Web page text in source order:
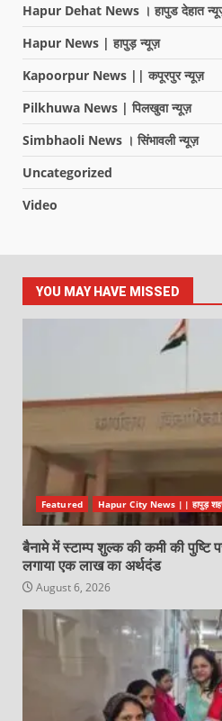
Hapur Dehat News । हापुड देहात
Hapur News | हापुड़ न्यूज़
Kapoorpur News || कपूरपुर न्यूज़
Pilkhuwa News | पिलखुवा न्यूज़
Simbhaoli News । सिंभावली न्यूज़
Uncategorized
Video
YOU MAY HAVE MISSED
Featured Hapur City News || हापुड़
बैनामे में स्टाम्प शुल्क की कमी की
लगाया एक लाख का अर्थदंड
August 6, 2026